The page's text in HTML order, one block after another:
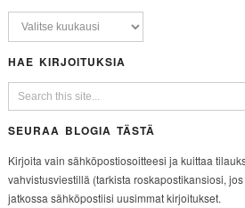
HAE KIRJOITUKSIA
SEURAA BLOGIA TÄSTÄ
Kirjoita vain sähköpostiosoitteesi ja kuittaa
vahvistusviestillä (tarkista roskapostikansiosi,
jatkossa sähköpostiisi uusimmat kirjoitukset.